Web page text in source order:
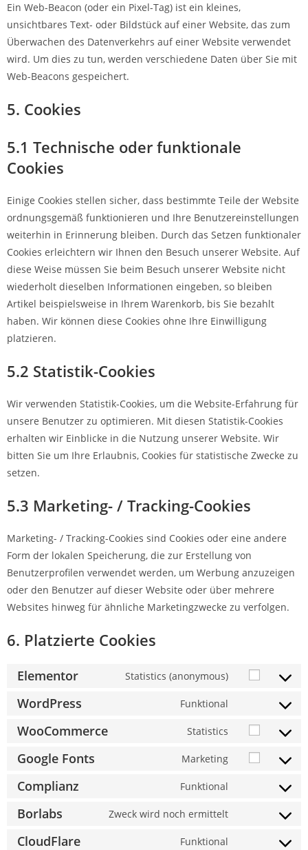
Ein Web-Beacon (oder ein Pixel-Tag) ist ein kleines,
unsichtbares Text- oder Bildstück auf einer Website, das zum
Überwachen des Datenverkehrs auf einer Website verwendet
wird. Um dies zu tun, werden verschiedene Daten über Sie mit
Web-Beacons gespeichert.
5. Cookies
5.1 Technische oder funktionale
Cookies
Einige Cookies stellen sicher, dass bestimmte Teile der Website
ordnungsgemäß funktionieren und Ihre Benutzereinstellungen
weiterhin in Erinnerung bleiben. Durch das Setzen funktionaler
Cookies erleichtern wir Ihnen den Besuch unserer Website. Auf
diese Weise müssen Sie beim Besuch unserer Website nicht
wiederholt dieselben Informationen eingeben, so bleiben
Artikel beispielsweise in Ihrem Warenkorb, bis Sie bezahlt
haben. Wir können diese Cookies ohne Ihre Einwilligung
platzieren.
5.2 Statistik-Cookies
Wir verwenden Statistik-Cookies, um die Website-Erfahrung für
unsere Benutzer zu optimieren. Mit diesen Statistik-Cookies
erhalten wir Einblicke in die Nutzung unserer Website. Wir
bitten Sie um Ihre Erlaubnis, Cookies für statistische Zwecke zu
setzen.
5.3 Marketing- / Tracking-Cookies
Marketing- / Tracking-Cookies sind Cookies oder eine andere
Form der lokalen Speicherung, die zur Erstellung von
Benutzerprofilen verwendet werden, um Werbung anzuzeigen
oder den Benutzer auf dieser Website oder über mehrere
Websites hinweg für ähnliche Marketingzwecke zu verfolgen.
6. Platzierte Cookies
Elementor Statistics (anonymous)
WordPress Funktional
WooCommerce Statistics
Google Fonts Marketing
Complianz Funktional
Borlabs Zweck wird noch ermittelt
CloudFlare Funktional